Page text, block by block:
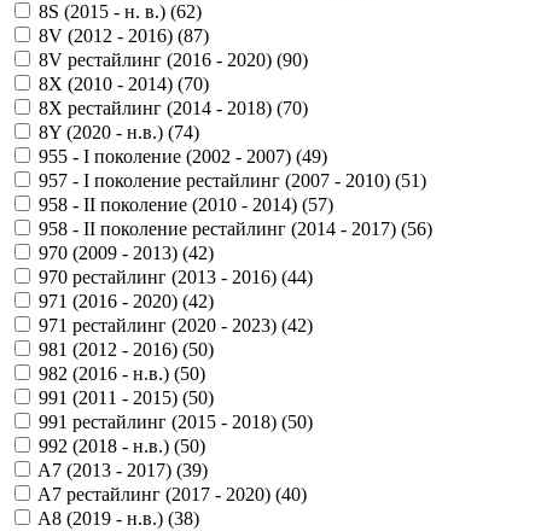
8S (2015 - н. в.) (62)
8V (2012 - 2016) (87)
8V рестайлинг (2016 - 2020) (90)
8X (2010 - 2014) (70)
8X рестайлинг (2014 - 2018) (70)
8Y (2020 - н.в.) (74)
955 - I поколение (2002 - 2007) (49)
957 - I поколение рестайлинг (2007 - 2010) (51)
958 - II поколение (2010 - 2014) (57)
958 - II поколение рестайлинг (2014 - 2017) (56)
970 (2009 - 2013) (42)
970 рестайлинг (2013 - 2016) (44)
971 (2016 - 2020) (42)
971 рестайлинг (2020 - 2023) (42)
981 (2012 - 2016) (50)
982 (2016 - н.в.) (50)
991 (2011 - 2015) (50)
991 рестайлинг (2015 - 2018) (50)
992 (2018 - н.в.) (50)
A7 (2013 - 2017) (39)
A7 рестайлинг (2017 - 2020) (40)
A8 (2019 - н.в.) (38)